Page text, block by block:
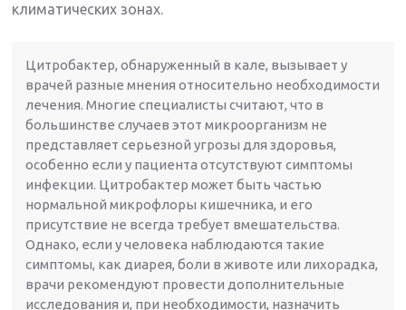
климатических зонах.
Цитробактер, обнаруженный в кале, вызывает у
врачей разные мнения относительно необходимости
лечения. Многие специалисты считают, что в
большинстве случаев этот микроорганизм не
представляет серьезной угрозы для здоровья,
особенно если у пациента отсутствуют симптомы
инфекции. Цитробактер может быть частью
нормальной микрофлоры кишечника, и его
присутствие не всегда требует вмешательства.
Однако, если у человека наблюдаются такие
симптомы, как диарея, боли в животе или лихорадка,
врачи рекомендуют провести дополнительные
исследования и, при необходимости, назначить